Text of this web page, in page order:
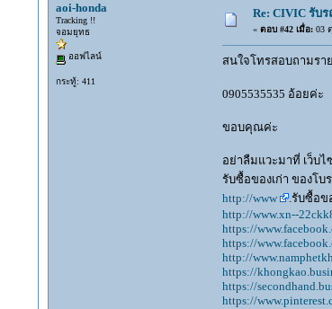
aoi-honda
Tracking !!
จอมยุทธ
ออฟไลน์
กระทู้: 411
Re: CIVIC รับ
« ตอบ #42 เมื่อ:03
สนใจโทรสอบถามรา
0905535535 อ้อยค่ะ
ขอบคุณค่ะ
อย่าลืมแวะมาที่ เว็บไ
รับซื้อของเก่า ของโบ
http://www
.รับซื้อข
http://www.xn--
https://
https://
http://
https://
https://
https://